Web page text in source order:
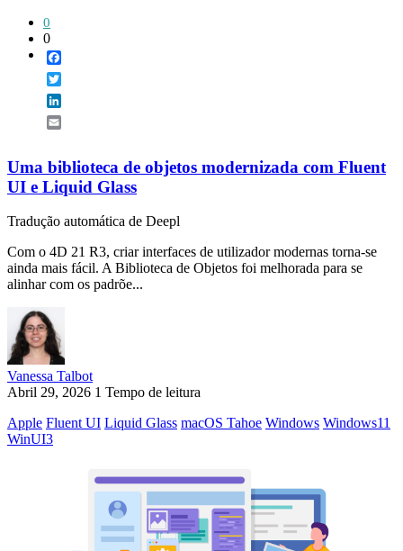
0
0
Uma biblioteca de objetos modernizada com Fluent
UI e Liquid Glass
Tradução automática de Deepl
Com o 4D 21 R3, criar interfaces de utilizador modernas torna-se
ainda mais fácil. A Biblioteca de Objetos foi melhorada para se
alinhar com os padrõe...
Vanessa Talbot
Abril 29, 2026 1 Tempo de leitura
Apple Fluent UI Liquid Glass macOS Tahoe Windows Windows11
WinUI3